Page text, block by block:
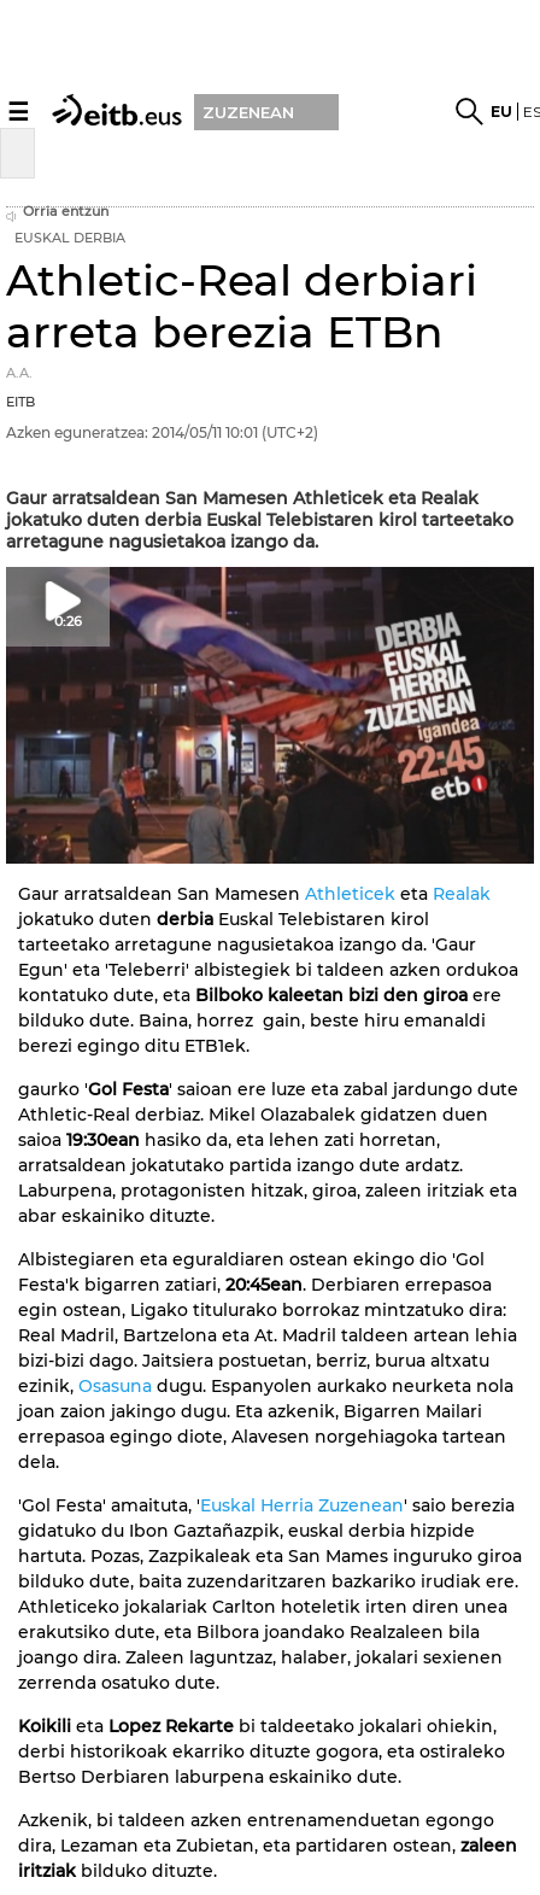
☰ ZUZENEAN EU
Orria entzun
EUSKAL DERBIA
Athletic-Real derbiari
arreta berezia ETBn
A.A.
EITB
Azken eguneratzea: 2014/05/11 10:01 (UTC+2)
Gaur arratsaldean San Mamesen Athleticek eta Realak
jokatuko duten derbia Euskal Telebistaren kirol tarteetako
arretagune nagusietakoa izango da.
0:26
Gaur arratsaldean San Mamesen Athleticek eta Realak
jokatuko duten derbia Euskal Telebistaren kirol
tarteetako arretagune nagusietakoa izango da. 'Gaur
Egun' eta 'Teleberri' albistegiek bi taldeen azken ordukoa
kontatuko dute, eta Bilboko kaleetan bizi den giroa ere
bilduko dute. Baina, horrez gain, beste hiru emanaldi
berezi egingo ditu ETB1ek.
gaurko 'Gol Festa' saioan ere luze eta zabal jardungo dute
Athletic-Real derbiaz. Mikel Olazabalek gidatzen duen
saioa 19:30ean hasiko da, eta lehen zati horretan,
arratsaldean jokatutako partida izango dute ardatz.
Laburpena, protagonisten hitzak, giroa, zaleen iritziak eta
abar eskainiko dituzte.
Albistegiaren eta eguraldiaren ostean ekingo dio 'Gol
Festa'k bigarren zatiari, 20:45ean. Derbiaren errepasoa
egin ostean, Ligako titulurako borrokaz mintzatuko dira:
Real Madril, Bartzelona eta At. Madril taldeen artean lehia
bizi-bizi dago. Jaitsiera postuetan, berriz, burua altxatu
ezinik, Osasuna dugu. Espanyolen aurkako neurketa nola
joan zaion jakingo dugu. Eta azkenik, Bigarren Mailari
errepasoa egingo diote, Alavesen norgehiagoka tartean
dela.
'Gol Festa' amaituta, 'Euskal Herria Zuzenean' saio berezia
gidatuko du Ibon Gaztañazpik, euskal derbia hizpide
hartuta. Pozas, Zazpikaleak eta San Mames inguruko giroa
bilduko dute, baita zuzendaritzaren bazkariko irudiak ere.
Athleticeko jokalariak Carlton hoteletik irten diren unea
erakutsiko dute, eta Bilbora joandako Realzaleen bila
joango dira. Zaleen laguntzaz, halaber, jokalari sexienen
zerrenda osatuko dute.
Koikili eta Lopez Rekarte bi taldeetako jokalari ohiekin,
derbi historikoak ekarriko dituzte gogora, eta ostiraleko
Bertso Derbiaren laburpena eskainiko dute.
Azkenik, bi taldeen azken entrenamenduetan egongo
dira, Lezaman eta Zubietan, eta partidaren ostean, zaleen
iritziak bilduko dituzte.